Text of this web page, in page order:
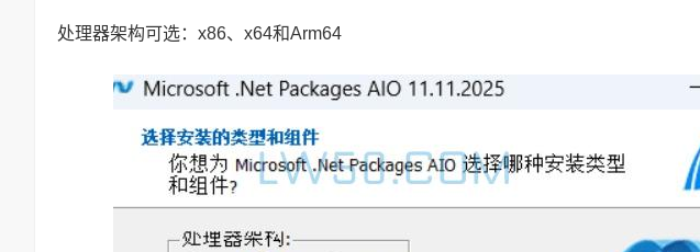
处理器架构可选：x86、x64和Arm64